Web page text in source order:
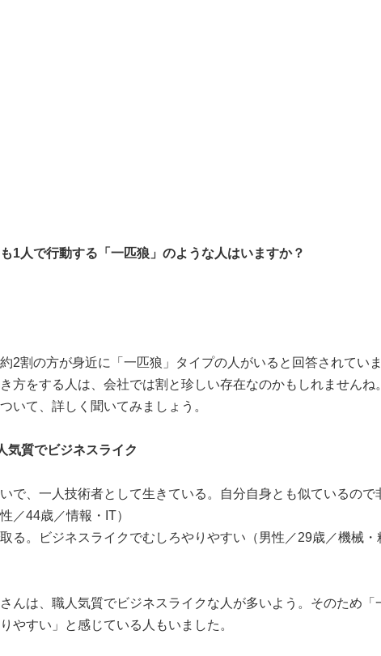
1人で行動する「一匹狼」のような人はいますか？
2割の方が身近に「一匹狼」タイプの人がいると回答されてい
方をする人は、会社では割と珍しい存在なのかもしれませんね
いて、詳しく聞いてみましょう。
気質でビジネスライク
で、一人技術者として生きている。自分自身とも似ているので
／44歳／情報・IT）
る。ビジネスライクでむしろやりやすい（男性／29歳／機械・
んは、職人気質でビジネスライクな人が多いよう。そのため「
やすい」と感じている人もいました。